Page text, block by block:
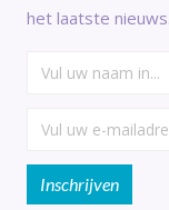
het laatste nieuws.